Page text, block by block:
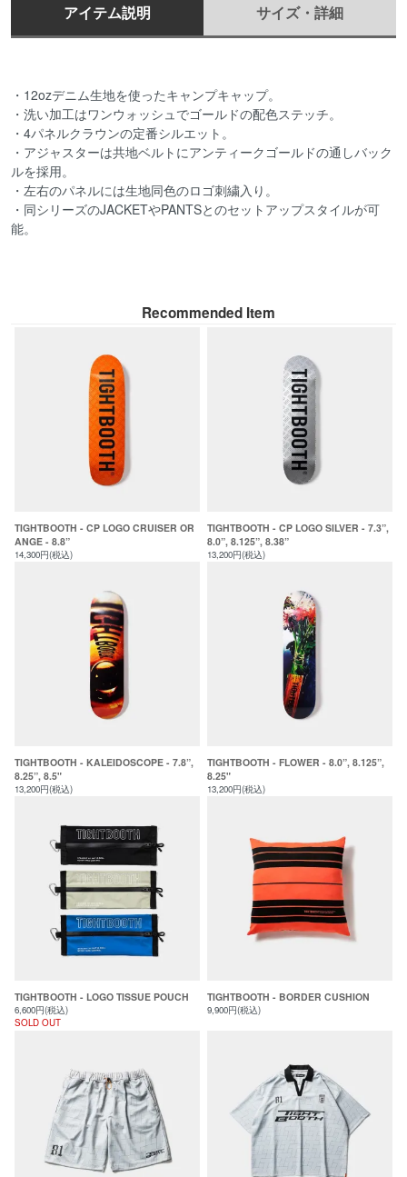
アイテム説明 サイズ・詳細
・12ozデニム生地を使ったキャンプキャップ。
・洗い加工はワンウォッシュでゴールドの配色ステッチ。
・4パネルクラウンの定番シルエット。
・アジャスターは共地ベルトにアンティークゴールドの通しバック
ルを採用。
・左右のパネルには生地同色のロゴ刺繍入り。
・同シリーズのJACKETやPANTSとのセットアップスタイルが可
能。
Recommended Item
TIGHTBOOTH - CP LOGO CRUISER OR
ANGE - 8.8”
14,300円(税込)
TIGHTBOOTH - CP LOGO SILVER - 7.3”,
8.0”, 8.125”, 8.38”
13,200円(税込)
TIGHTBOOTH - KALEIDOSCOPE - 7.8”,
8.25”, 8.5"
13,200円(税込)
TIGHTBOOTH - FLOWER - 8.0”, 8.125”,
8.25"
13,200円(税込)
TIGHTBOOTH - LOGO TISSUE POUCH
6,600円(税込)
SOLD OUT
TIGHTBOOTH - BORDER CUSHION
9,900円(税込)